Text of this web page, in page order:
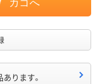
カゴへ
あります。